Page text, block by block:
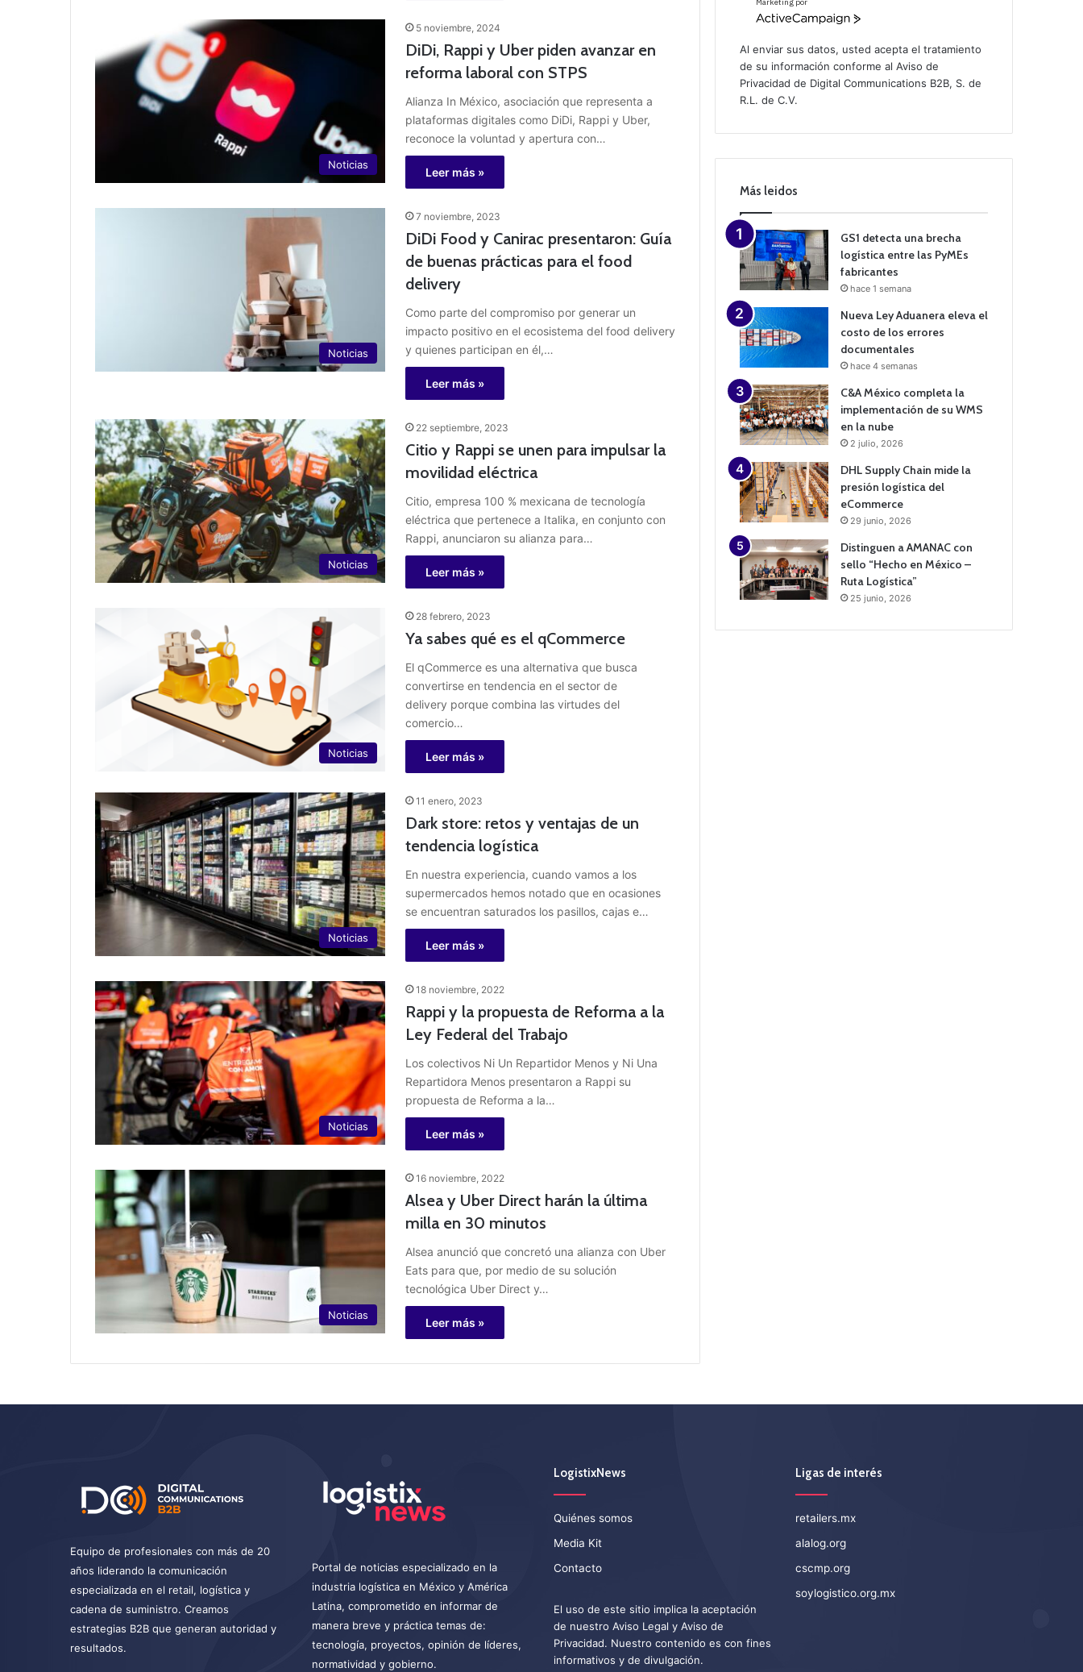
Noticias
5 noviembre, 2024
DiDi, Rappi y Uber piden avanzar en
reforma laboral con STPS
Alianza In México, asociación que representa a
plataformas digitales como DiDi, Rappi y Uber,
reconoce la voluntad y apertura con…
Leer más »
Noticias
7 noviembre, 2023
DiDi Food y Canirac presentaron: Guía
de buenas prácticas para el food
delivery
Como parte del compromiso por generar un
impacto positivo en el ecosistema del food delivery
y quienes participan en él,…
Leer más »
Noticias
22 septiembre, 2023
Citio y Rappi se unen para impulsar la
movilidad eléctrica
Citio, empresa 100 % mexicana de tecnología
eléctrica que pertenece a Italika, en conjunto con
Rappi, anunciaron su alianza para…
Leer más »
Noticias
28 febrero, 2023
Ya sabes qué es el qCommerce
El qCommerce es una alternativa que busca
convertirse en tendencia en el sector de
delivery porque combina las virtudes del
comercio…
Leer más »
Noticias
11 enero, 2023
Dark store: retos y ventajas de un
tendencia logística
En nuestra experiencia, cuando vamos a los
supermercados hemos notado que en ocasiones
se encuentran saturados los pasillos, cajas e…
Leer más »
Noticias
18 noviembre, 2022
Rappi y la propuesta de Reforma a la
Ley Federal del Trabajo
Los colectivos Ni Un Repartidor Menos y Ni Una
Repartidora Menos presentaron a Rappi su
propuesta de Reforma a la…
Leer más »
Noticias
16 noviembre, 2022
Alsea y Uber Direct harán la última
milla en 30 minutos
Alsea anunció que concretó una alianza con Uber
Eats para que, por medio de su solución
tecnológica Uber Direct y…
Leer más »
A
v
e
p
i
n
Al enviar sus datos, usted acepta el tratamiento
de su información conforme alAviso de
Privacidad de Digital Communications B2B, S. de
R.L. de C.V.
Más leidos
GS1 detecta una brecha
logística entre las PyMEs
fabricantes
hace 1 semana
Nueva Ley Aduanera eleva el
costo de los errores
documentales
hace 4 semanas
C&A México completa la
implementación de su WMS
en la nube
2 julio, 2026
DHL Supply Chain mide la
presión logística del
eCommerce
29 junio, 2026
Distinguen a AMANAC con
sello “Hecho en México –
Ruta Logística”
25 junio, 2026
Equipo de profesionales con más de 20
años liderando la comunicación
especializada en el retail, logística y
cadena de suministro. Creamos
estrategias B2B que generan autoridad y
resultados.
Portal de noticias especializado en la
industria logística en México y América
Latina, comprometido en informar de
manera breve y práctica temas de:
tecnología, proyectos, opinión de líderes,
normatividad y gobierno.
LogistixNews
Quiénes somos
Media Kit
Contacto
El uso de este sitio implica la aceptación
de nuestro Aviso Legal y Aviso de
Privacidad. Nuestro contenido es con fines
informativos y de divulgación.
Ligas de interés
retailers.mx
alalog.org
cscmp.org
soylogistico.org.mx